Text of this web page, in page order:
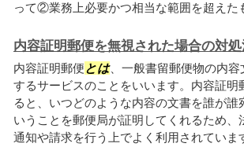
って②業務上必要かつ相当な範囲を超えた
内容証明郵便を無視された場合の対
内容証明郵便 とは、一般書留郵便物の内容
するサービスのことをいいます。内容証明
ると、いつどのような内容の文書を誰が誰
いうことを郵便局が証明してくれるため、
通知や請求を行う上でよく利用されていま